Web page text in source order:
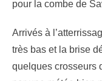
pour la combe de
Arrivés à
très bas et la brise
quelques crosseurs